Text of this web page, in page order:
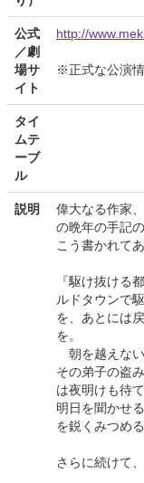
公式
／劇
場サ
イト
http://
※正式な公演
タイ
ムテ
ーブ
ル
説明
偉大なる作家
の晩年の手記
こう書かれて
『駆け抜ける
ルドタウンで
を、あとには
を。
朝を越えない
その弟子の盗
は夜明けも待て
明日を聞かせ
を鋭くみつめる
さらに続けて、